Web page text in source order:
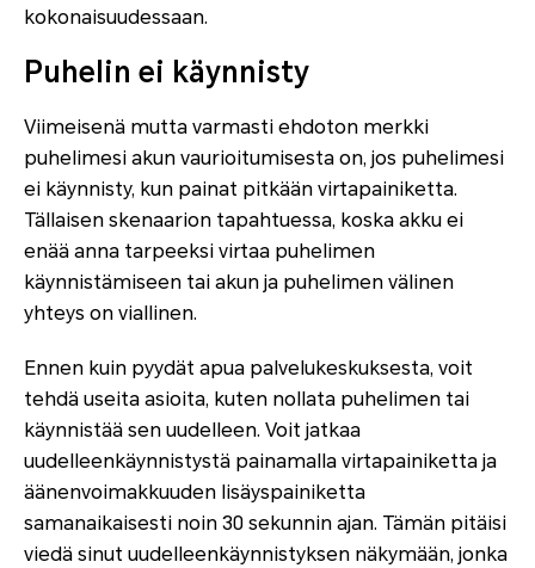
kokonaisuudessaan.
Puhelin ei käynnisty
Viimeisenä mutta varmasti ehdoton merkki
puhelimesi akun vaurioitumisesta on, jos puhelimesi
ei käynnisty, kun painat pitkään virtapainiketta.
Tällaisen skenaarion tapahtuessa, koska akku ei
enää anna tarpeeksi virtaa puhelimen
käynnistämiseen tai akun ja puhelimen välinen
yhteys on viallinen.
Ennen kuin pyydät apua palvelukeskuksesta, voit
tehdä useita asioita, kuten nollata puhelimen tai
käynnistää sen uudelleen. Voit jatkaa
uudelleenkäynnistystä painamalla virtapainiketta ja
äänenvoimakkuuden lisäyspainiketta
samanaikaisesti noin 30 sekunnin ajan. Tämän pitäisi
viedä sinut uudelleenkäynnistyksen näkymään, jonka